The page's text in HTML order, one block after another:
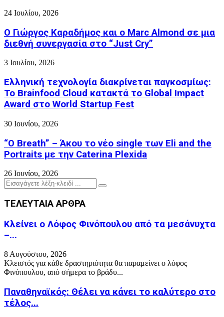
24 Ιουλίου, 2026
Ο Γιώργος Καραδήμος και ο Marc Almond σε μια
διεθνή συνεργασία στο “Just Cry”
3 Ιουλίου, 2026
Ελληνική τεχνολογία διακρίνεται παγκοσμίως:
Το Brainfood Cloud κατακτά το Global Impact
Award στο World Startup Fest
30 Ιουνίου, 2026
“O Breath” – Άκου το νέο single των Eli and the
Portraits με την Caterina Plexida
26 Ιουνίου, 2026
Search
for:
Search
ΤΕΛΕΥΤΑΙΑ ΑΡΘΡΑ
Κλείνει ο Λόφος Φινόπουλου από τα μεσάνυχτα
–...
8 Αυγούστου, 2026
Κλειστός για κάθε δραστηριότητα θα παραμείνει ο λόφος
Φινόπουλου, από σήμερα το βράδυ...
Παναθηναϊκός: Θέλει να κάνει το καλύτερο στο
τέλος...